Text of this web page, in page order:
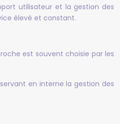
utilisateur et la gestion des
élevé et constant.
est souvent choisie par les
en interne la gestion des